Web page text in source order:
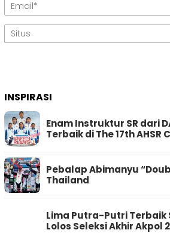
INSPIRASI
Enam Instruktur SR dari
Terbaik di The 17th AHSR
Pebalap Abimanyu
Thailand
Lima Putra-Putri Terbaik
Lolos Seleksi Akhir Akpol